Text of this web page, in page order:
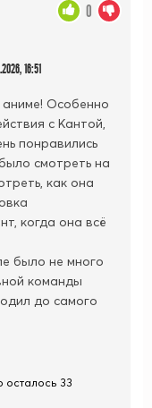
16:51
Особенно
с Кантой,
понравились
смотреть на
как она
когда она всё
было не много
команды
до самого
0
33